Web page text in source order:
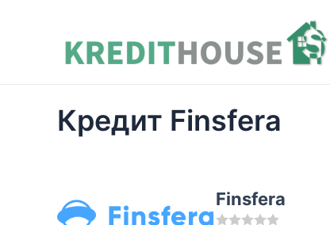
содержимому
Кредит Finsfera
Finsfera